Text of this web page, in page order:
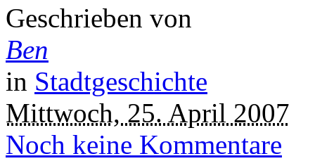
Geschrieben von
Ben
in Stadtgeschichte
Mittwoch, 25. April 2007
Noch keine Kommentare